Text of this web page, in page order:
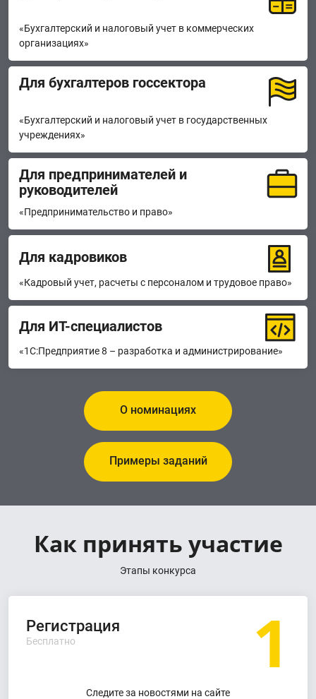
«Бухгалтерский и налоговый учет в коммерческих
организациях»
Для бухгалтеров госсектора
«Бухгалтерский и налоговый учет в государственных
учреждениях»
Для предпринимате­лей и
руководителей
«Предпринимательство и право»
Для кадровиков
«Кадровый учет, расчеты с персоналом и трудовое право»
Для ИТ-специалистов
«1С:Предприятие 8 – разработка и администрирование»
О номинациях
Примеры заданий
Как принять участие
Этапы конкурса
Регистрация
Бесплатно 1
Следите за новостями на сайте